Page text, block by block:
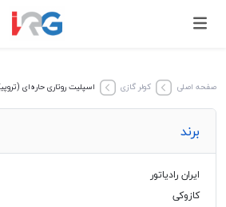
صفحه اصلی کولر گازی اسپلیت روتاری حاره‌ای
برند
ایران رادیاتور
کازوکی